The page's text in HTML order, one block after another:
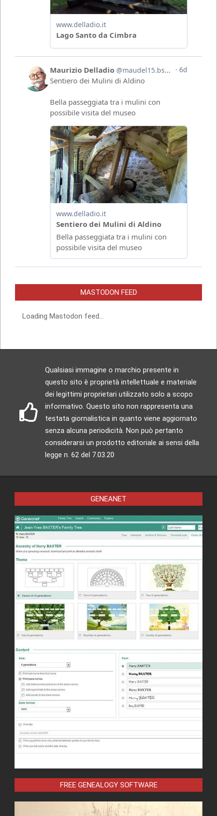
MASTODON FEED
Loading Mastodon feed...
Qualsiasi immagine o marchio presente in
questo sito è proprietà intellettuale e materiale
dei legittimi proprietari utilizzato solo a scopo
informativo. Questo sito non rappresenta una
testata giornalistica in quanto viene aggiornato
senza alcuna periodicità. Non può pertanto
considerarsi un prodotto editoriale ai sensi della
legge n. 62 del 7.03.20
GENEANET
FREE GENEALOGY SOFTWARE